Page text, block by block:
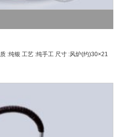
:纯银 工艺 :纯手工 尺寸 :风炉(约)30×21